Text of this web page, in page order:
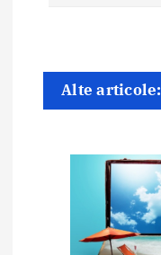
Alte articole: